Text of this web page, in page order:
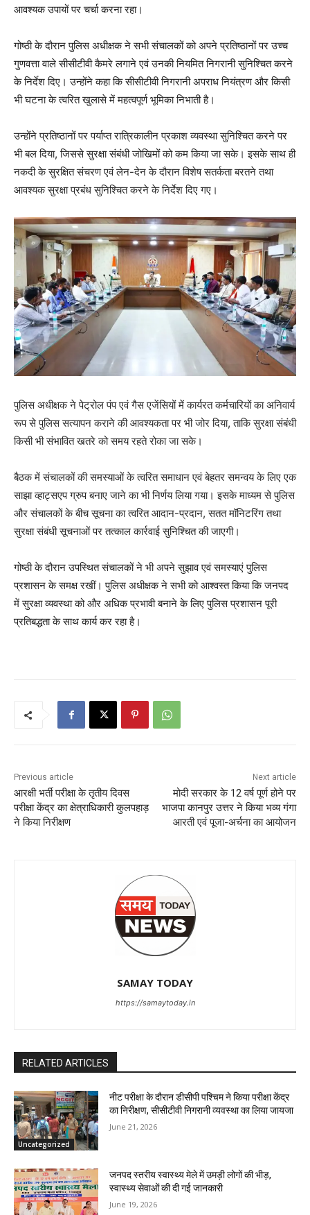
आवश्यक उपायों पर चर्चा करना रहा।
गोष्ठी के दौरान पुलिस अधीक्षक ने सभी संचालकों को अपने प्रतिष्ठानों पर उच्च
गुणवत्ता वाले सीसीटीवी कैमरे लगाने एवं उनकी नियमित निगरानी सुनिश्चित करने
के निर्देश दिए। उन्होंने कहा कि सीसीटीवी निगरानी अपराध नियंत्रण और किसी
भी घटना के त्वरित खुलासे में महत्वपूर्ण भूमिका निभाती है।
उन्होंने प्रतिष्ठानों पर पर्याप्त रात्रिकालीन प्रकाश व्यवस्था सुनिश्चित करने पर
भी बल दिया, जिससे सुरक्षा संबंधी जोखिमों को कम किया जा सके। इसके साथ ही
नकदी के सुरक्षित संचरण एवं लेन-देन के दौरान विशेष सतर्कता बरतने तथा
आवश्यक सुरक्षा प्रबंध सुनिश्चित करने के निर्देश दिए गए।
पुलिस अधीक्षक ने पेट्रोल पंप एवं गैस एजेंसियों में कार्यरत कर्मचारियों का अनिवार्य
रूप से पुलिस सत्यापन कराने की आवश्यकता पर भी जोर दिया, ताकि सुरक्षा संबंधी
किसी भी संभावित खतरे को समय रहते रोका जा सके।
बैठक में संचालकों की समस्याओं के त्वरित समाधान एवं बेहतर समन्वय के लिए एक
साझा व्हाट्सएप ग्रुप बनाए जाने का भी निर्णय लिया गया। इसके माध्यम से पुलिस
और संचालकों के बीच सूचना का त्वरित आदान-प्रदान, सतत मॉनिटरिंग तथा
सुरक्षा संबंधी सूचनाओं पर तत्काल कार्रवाई सुनिश्चित की जाएगी।
गोष्ठी के दौरान उपस्थित संचालकों ने भी अपने सुझाव एवं समस्याएं पुलिस
प्रशासन के समक्ष रखीं। पुलिस अधीक्षक ने सभी को आश्वस्त किया कि जनपद
में सुरक्षा व्यवस्था को और अधिक प्रभावी बनाने के लिए पुलिस प्रशासन पूरी
प्रतिबद्धता के साथ कार्य कर रहा है।
Previous article
आरक्षी भर्ती परीक्षा के तृतीय दिवस
परीक्षा केंद्र का क्षेत्राधिकारी कुलपहाड़
ने किया निरीक्षण
Next article
मोदी सरकार के 12 वर्ष पूर्ण होने पर
भाजपा कानपुर उत्तर ने किया भव्य गंगा
आरती एवं पूजा-अर्चना का आयोजन
SAMAY TODAY
https://samaytoday.in
RELATED ARTICLES
Uncategorized
नीट परीक्षा के दौरान डीसीपी पश्चिम ने किया परीक्षा केंद्र
का निरीक्षण, सीसीटीवी निगरानी व्यवस्था का लिया जायजा
June 21, 2026
जनपद स्तरीय स्वास्थ्य मेले में उमड़ी लोगों की भीड़,
स्वास्थ्य सेवाओं की दी गई जानकारी
June 19, 2026